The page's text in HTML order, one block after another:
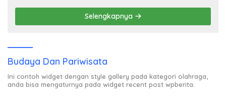
Selengkapnya
Budaya Dan Pariwisata
Ini contoh widget dengan style gallery pada kategori olahraga,
anda bisa mengaturnya pada widget recent post wpberita.